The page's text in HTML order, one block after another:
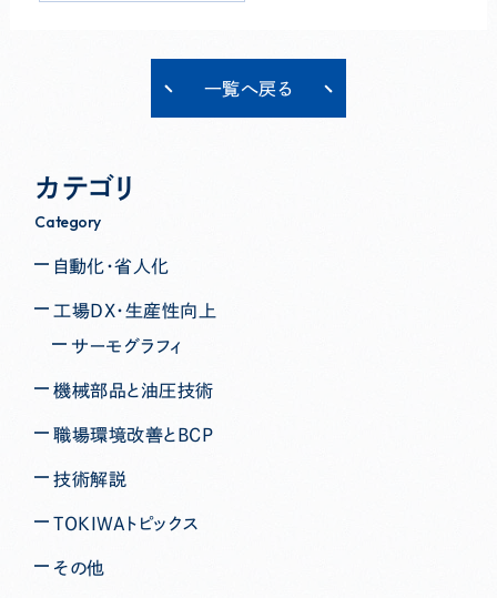
一覧へ戻る
カテゴリ
Category
自動化・省人化
工場DX・生産性向上
サーモグラフィ
機械部品と油圧技術
職場環境改善とBCP
技術解説
TOKIWAトピックス
その他